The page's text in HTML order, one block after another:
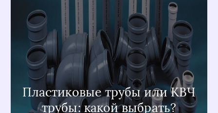
Пластиковые трубы или КВЧ
трубы: какой выбрать?